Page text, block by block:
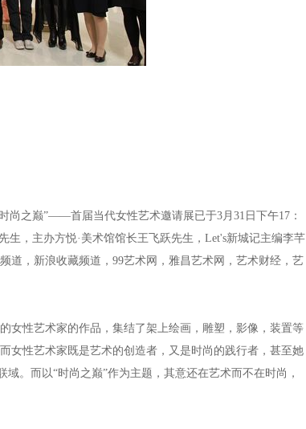
尚之巅”——首届当代女性艺术邀请展已于3月31日下午17：
生，主办方悦·美术馆馆长王飞跃先生，Let's新城记主编李芊
道，新浪收藏频道，99艺术网，雅昌艺术网，艺术财经，艺
女性艺术家的作品，集结了架上绘画，雕塑，影像，装置等
女性艺术家既是艺术的创造者，又是时尚的践行者，甚至她
。而以“时尚之巅”作为主题，其意还在艺术而不在时尚，